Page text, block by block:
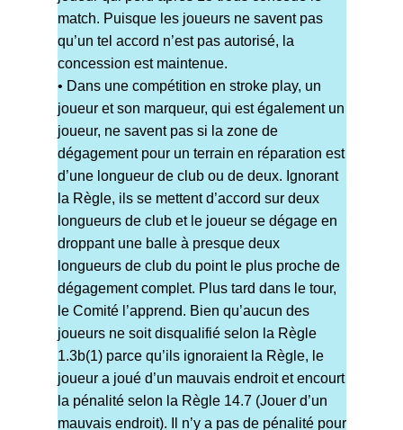
match. Puisque les joueurs ne savent pas
qu’un tel accord n’est pas autorisé, la
concession est maintenue.
• Dans une compétition en stroke play, un
joueur et son marqueur, qui est également un
joueur, ne savent pas si la zone de
dégagement pour un terrain en réparation est
d’une longueur de club ou de deux. Ignorant
la Règle, ils se mettent d’accord sur deux
longueurs de club et le joueur se dégage en
droppant une balle à presque deux
longueurs de club du point le plus proche de
dégagement complet. Plus tard dans le tour,
le Comité l’apprend. Bien qu’aucun des
joueurs ne soit disqualifié selon la Règle
1.3b(1) parce qu’ils ignoraient la Règle, le
joueur a joué d’un mauvais endroit et encourt
la pénalité selon la Règle 14.7 (Jouer d’un
mauvais endroit). Il n’y a pas de pénalité pour